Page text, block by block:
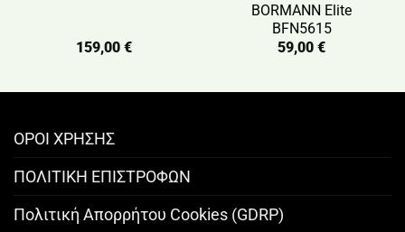
159,00 €
BORMANN Elite
BFN5615
59,00 €
ΟΡΟΙ ΧΡΗΣΗΣ
ΠΟΛΙΤΙΚΗ ΕΠΙΣΤΡΟΦΩΝ
Πολιτική Απορρήτου Cookies (GDRP)